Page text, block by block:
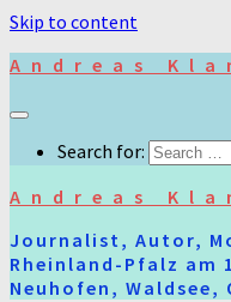
Skip to content
Andreas
Search for:
Andreas
Journalist, Autor,
Rheinland-Pfalz am
Neuhofen,